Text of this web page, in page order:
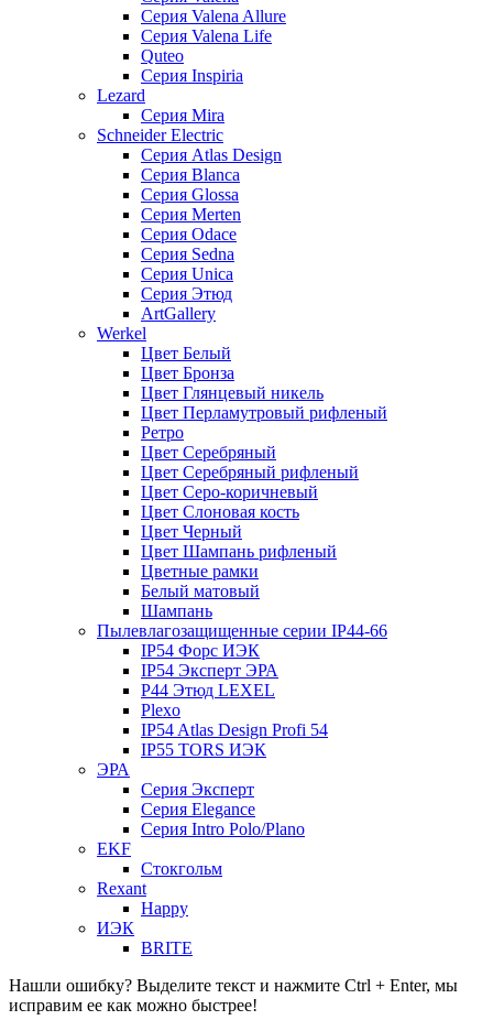
Серия Valena Allure
Серия Valena Life
Quteo
Серия Inspiria
Lezard
Серия Mira
Schneider Electric
Серия Atlas Design
Серия Blanca
Серия Glossa
Серия Merten
Серия Odace
Серия Sedna
Серия Unica
Серия Этюд
ArtGallery
Werkel
Цвет Белый
Цвет Бронза
Цвет Глянцевый никель
Цвет Перламутровый рифленый
Ретро
Цвет Серебряный
Цвет Серебряный рифленый
Цвет Серо-коричневый
Цвет Слоновая кость
Цвет Черный
Цвет Шампань рифленый
Цветные рамки
Белый матовый
Шампань
Пылевлагозащищенные серии IP44-66
IP54 Форс ИЭК
IP54 Эксперт ЭРА
P44 Этюд LEXEL
Plexo
IP54 Atlas Design Profi 54
IP55 TORS ИЭК
ЭРА
Серия Эксперт
Серия Elegance
Серия Intro Polo/Plano
EKF
Стокгольм
Rexant
Happy
ИЭК
BRITE
Нашли ошибку? Выделите текст и нажмите Ctrl + Enter, мы
исправим ее как можно быстрее!